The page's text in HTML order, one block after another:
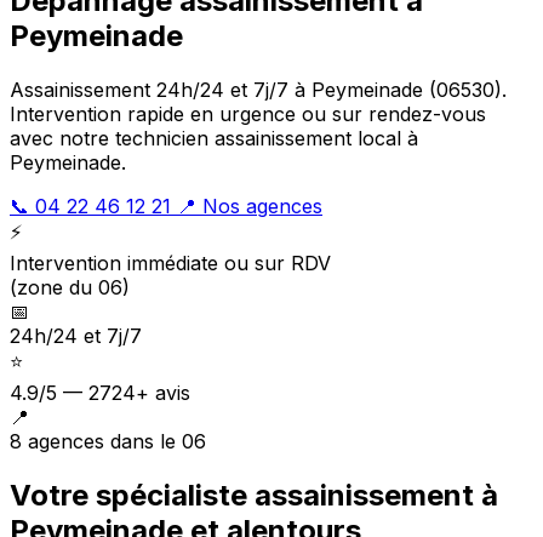
Peymeinade
Assainissement 24h/24 et 7j/7 à Peymeinade (06530).
Intervention rapide en urgence ou sur rendez-vous
avec notre technicien assainissement local à
Peymeinade.
📞 04 22 46 12 21 📍 Nos agences
⚡
Intervention immédiate ou sur RDV
(zone du 06)
📅
24h/24 et 7j/7
⭐
4.9/5 — 2724+ avis
📍
8 agences dans le 06
Votre spécialiste assainissement à